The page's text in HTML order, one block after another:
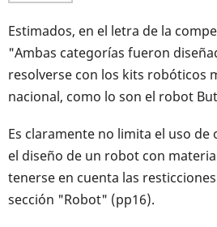
Estimados, en el letra de la
"Ambas categorías fueron
resolverse con los kits robóticos
nacional, como lo son el robot
Es claramente no limita el uso
el diseño de un robot con
tenerse en cuenta las
sección "Robot" (pp16).